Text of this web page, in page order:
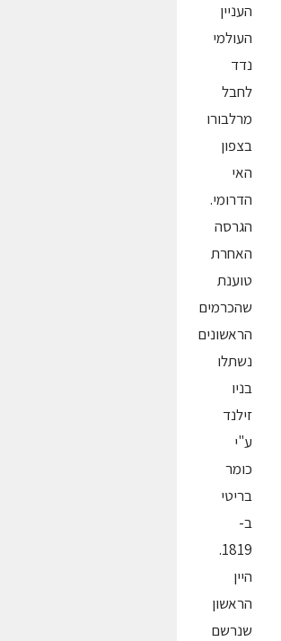
העניין
העולמי
נדד
לחבל
מרלבורו
בצפון
האי
הדרומי.
הגרסה
האחרת
טוענת
שהכרמים
הראשונים
נשתלו
בניו
זילנד
ע"י
כומר
בריטי
ב-
1819.
היין
הראשון
שנרשם